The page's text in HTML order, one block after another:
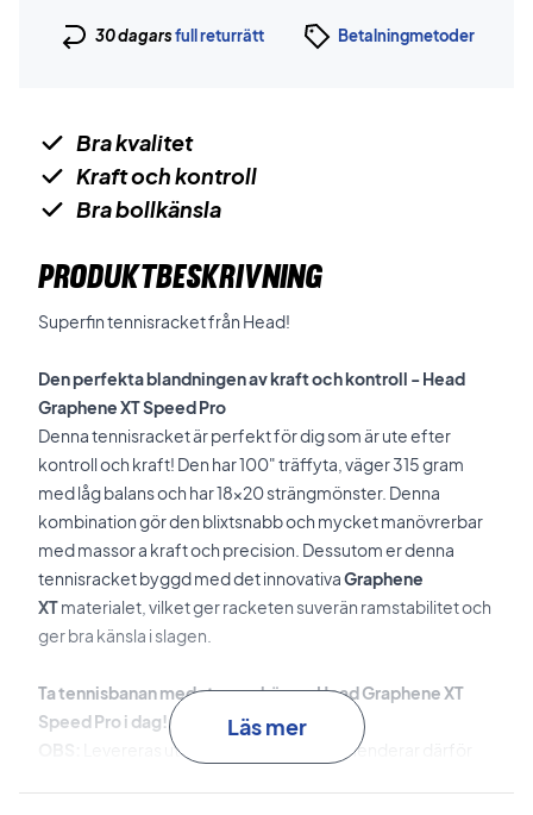
30 dagarsfull returrätt Betalningmetoder
Bra kvalitet
Kraft och kontroll
Bra bollkänsla
PRODUKTBESKRIVNING
Superfin tennisracket från Head!
Den perfekta blandningen av kraft och kontroll -Head
Graphene XT Speed Pro
Denna tennisracket är perfekt för dig som är ute efter
kontroll och kraft! Den har 100" träffyta, väger 315 gram
med låg balans och har 18x20 strängmönster. Denna
kombination gör den blixtsnabb och mycket manövrerbar
med massor a kraft och precision. Dessutom er denna
tennisracket byggd med det innovativaGraphene
XTmaterialet, vilket ger racketen suverän ramstabilitet och
ger bra känsla i slagen.
Ta tennisbanan med storm - köp enHead Graphene XT
Speed Pro i dag!
Levereras utan strängar. Vi rekommenderar därför
Läs mer